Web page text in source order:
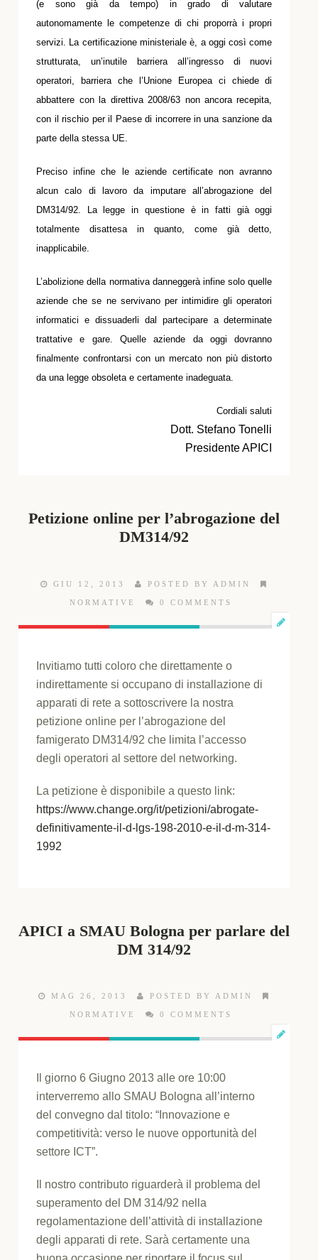
(e sono già da tempo) in grado di valutare
autonomamente le competenze di chi proporrà i propri
servizi. La certificazione ministeriale è, a oggi così come
strutturata, un’inutile barriera all’ingresso di nuovi
operatori, barriera che l’Unione Europea ci chiede di
abbattere con la direttiva 2008/63 non ancora recepita,
con il rischio per il Paese di incorrere in una sanzione da
parte della stessa UE.
Preciso infine che le aziende certificate non avranno
alcun calo di lavoro da imputare all’abrogazione del
DM314/92. La legge in questione è in fatti già oggi
totalmente disattesa in quanto, come già detto,
inapplicabile.
L’abolizione della normativa danneggerà infine solo quelle
aziende che se ne servivano per intimidire gli operatori
informatici e dissuaderli dal partecipare a determinate
trattative e gare. Quelle aziende da oggi dovranno
finalmente confrontarsi con un mercato non più distorto
da una legge obsoleta e certamente inadeguata.
Cordiali saluti
Dott. Stefano Tonelli
Presidente APICI
Petizione online per l’abrogazione del
DM314/92
GIU 12, 2013 POSTED BY ADMIN
NORMATIVE 0 COMMENTS
Invitiamo tutti coloro che direttamente o
indirettamente si occupano di installazione di
apparati di rete a sottoscrivere la nostra
petizione online per l’abrogazione del
famigerato DM314/92 che limita l’accesso
degli operatori al settore del networking.
La petizione è disponibile a questo link:
https://www.change.org/it/petizioni/abrogate-
definitivamente-il-d-lgs-198-2010-e-il-d-m-314-
1992
APICI a SMAU Bologna per parlare del
DM 314/92
MAG 26, 2013 POSTED BY ADMIN
NORMATIVE 0 COMMENTS
Il giorno 6 Giugno 2013 alle ore 10:00
interverremo allo SMAU Bologna all’interno
del convegno dal titolo: “Innovazione e
competitività: verso le nuove opportunità del
settore ICT”.
Il nostro contributo riguarderà il problema del
superamento del DM 314/92 nella
regolamentazione dell’attività di installazione
degli apparati di rete. Sarà certamente una